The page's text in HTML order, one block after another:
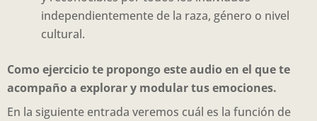
independientemente de la raza, género o nivel
cultural.
Como ejercicio te propongo este audio en el que te
acompaño a explorar y modular tus emociones.
En la siguiente entrada veremos cuál es la función de